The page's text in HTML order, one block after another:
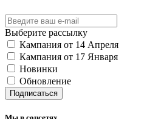
Выберите рассылку
Кампания от 14 Апреля
Кампания от 17 Января
Новинки
Обновление
Подписаться